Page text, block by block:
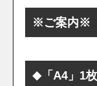
※ご案内※
◆
「A4」1